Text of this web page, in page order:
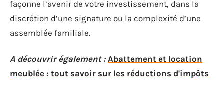
façonne l’avenir de votre investissement, dans la
discrétion d’une signature ou la complexité d’une
assemblée familiale.
A découvrir également : Abattement et location
meublée : tout savoir sur les réductions d'impôts